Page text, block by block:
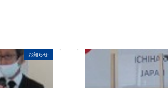
お知らせ